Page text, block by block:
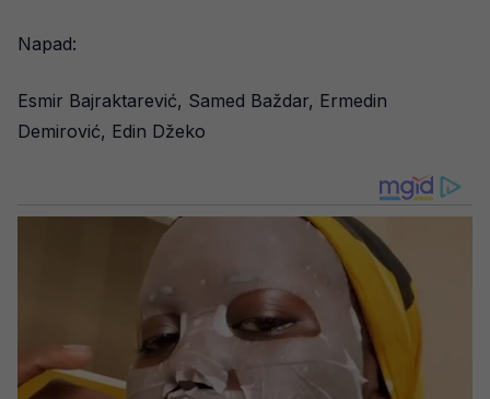
Napad:
Esmir Bajraktarević, Samed Baždar, Ermedin
Demirović, Edin Džeko